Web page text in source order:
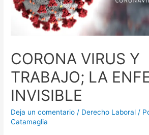
CORONA VIRUS Y
TRABAJO; LA
INVISIBLE
Deja un comentario / Derecho Laboral /
Catamaglia